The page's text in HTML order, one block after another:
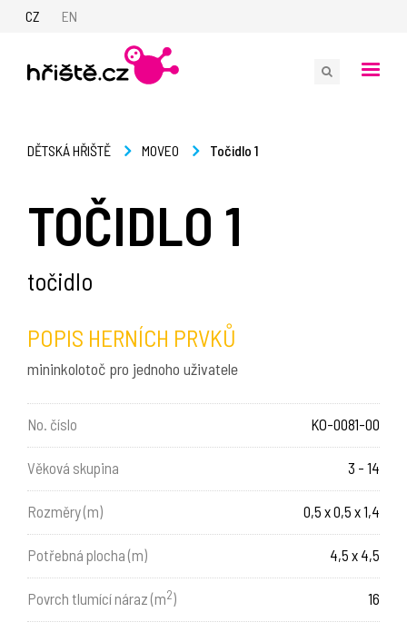
CZ EN
DĚTSKÁ HŘIŠTĚ MOVEO Točidlo 1
TOČIDLO 1
točidlo
POPIS HERNÍCH PRVKŮ
mininkolotoč pro jednoho uživatele
No. číslo KO-0081-00
Věková skupina 3 - 14
Rozměry (m) 0,5 x 0,5 x 1,4
Potřebná plocha (m) 4,5 x 4,5
Povrch tlumící náraz (m2) 16